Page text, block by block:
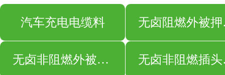
汽车充电电缆料
无卤非阻燃外被押出料